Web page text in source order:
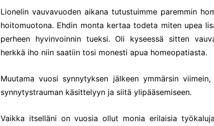
Lionelin vauvavuoden aikana tutustuimme paremmin
hoitomuotona. Ehdin monta kertaa todeta miten upea
perheen hyvinvoinnin tueksi. Oli kyseessä sitten
herkkä iho niin saatiin tosi monesti apua homeopatiasta.
Muutama vuosi synnytyksen jälkeen ymmärsin
synnytystrauman käsittelyyn ja siitä ylipääsemiseen.
Vaikka itselläni on vuosia ollut monia erilaisia